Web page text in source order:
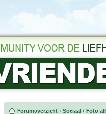
Forumoverzicht ‹ Sociaal ‹ Foto